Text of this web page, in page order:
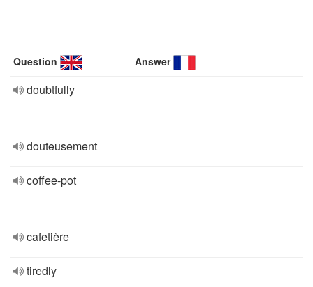
Question Answer
doubtfully
douteusement
coffee-pot
cafetière
tiredly